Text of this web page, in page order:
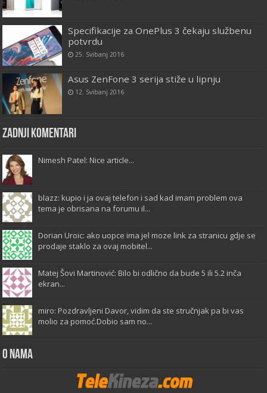
Specifikacije za OnePlus 3 čekaju službenu
potvrdu
25. Svibanj 2016
Asus ZenFone 3 serija stiže u lipnju
12. Svibanj 2016
Zadnji komentari
Nimesh Patel: Nice article...
blazz: kupio i ja ovaj telefon i sad kad imam problem ova
tema je obrisana na forumu il...
Dorian Uroic: ako uopce ima jel moze link za stranicu gdje se
prodaje staklo za ovaj mobitel...
Matej Šovi Martinović: Bilo bi odlično da bude 5 ili 5.2 inča
ekran...
miro: Pozdravljeni Davor, vidim da ste stručnjak pa bi vas
molio za pomoć.Dobio sam no...
O Nama